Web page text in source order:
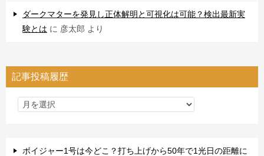
ダークマターを発見し正体解明と可視化は可能？検出最新実
験とは に 彦太郎 より
記事投稿履歴
ボイジャー1号は今どこ？打ち上げから50年で1光日の距離に